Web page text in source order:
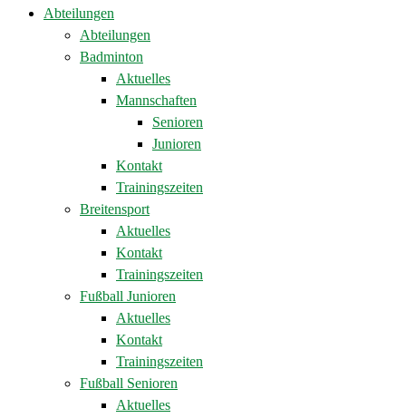
Abteilungen
Abteilungen
Badminton
Aktuelles
Mannschaften
Senioren
Junioren
Kontakt
Trainingszeiten
Breitensport
Aktuelles
Kontakt
Trainingszeiten
Fußball Junioren
Aktuelles
Kontakt
Trainingszeiten
Fußball Senioren
Aktuelles